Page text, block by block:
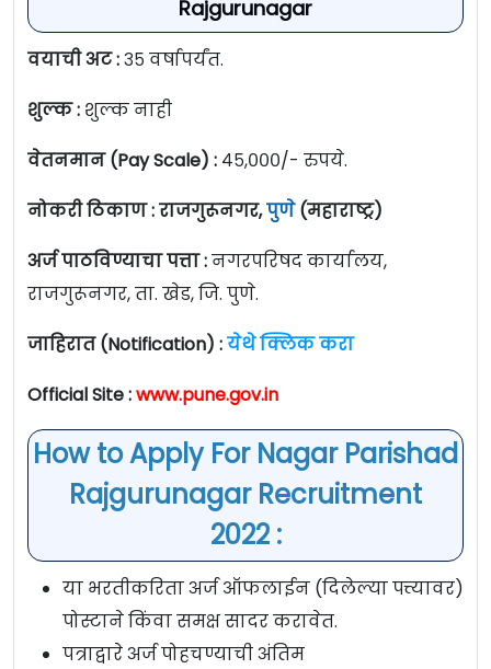
Rajgurunagar
वयाची अट :३५ वर्षापर्यंत.
शुल्क : शुल्क नाही
वेतनमान (Pay Scale) : ४५,०००/- रुपये.
नोकरी ठिकाण : राजगुरूनगर,पुणे(महाराष्ट्र)
अर्ज पाठविण्याचा पत्ता :नगरपरिषद कार्यालय,
राजगुरूनगर, ता. खेड, जि. पुणे.
जाहिरात (Notification) :येथे क्लिक करा
Official Site :www.pune.gov.in
How to Apply For Nagar Parishad
Rajgurunagar Recruitment
2022 :
या भरतीकरिता अर्ज ऑफलाईन (दिलेल्या पत्त्यावर)
पोस्टाने किंवा समक्ष सादर करावेत.
पत्राद्वारे अर्ज पोहचण्याची अंतिम